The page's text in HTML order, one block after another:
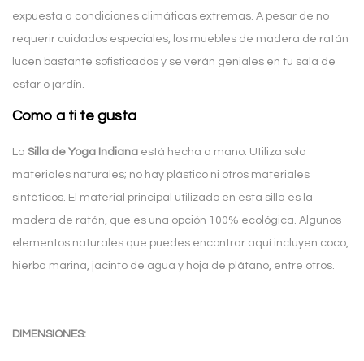
expuesta a condiciones climáticas extremas. A pesar de no
requerir cuidados especiales, los muebles de madera de ratán
lucen bastante sofisticados y se verán geniales en tu sala de
estar o jardín.
Como a ti te gusta
La Silla de Yoga Indiana está hecha a mano. Utiliza solo
materiales naturales; no hay plástico ni otros materiales
sintéticos. El material principal utilizado en esta silla es la
madera de ratán, que es una opción 100% ecológica. Algunos
elementos naturales que puedes encontrar aquí incluyen coco,
hierba marina, jacinto de agua y hoja de plátano, entre otros.
DIMENSIONES: